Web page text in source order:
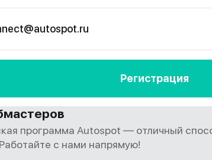
Регистрация
программа Autospot — отличный
с нами напрямую!